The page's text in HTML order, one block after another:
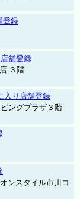
登録
舗登録
３階
入り店舗登録
ングプラザ３階
ンスタイル市川コ